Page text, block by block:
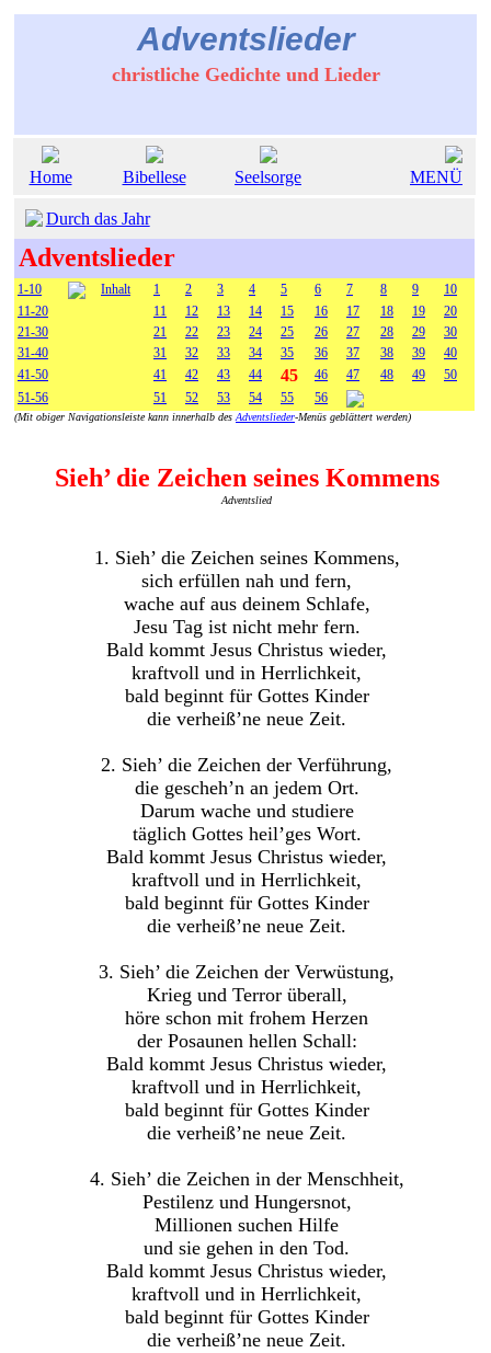
Adventslieder
christliche Gedichte und Lieder
Home Bibellese Seelsorge MENÜ
Durch das Jahr
Adventslieder
1-10 Inhalt 1 2 3 4 5 6 7 8 9
10
11-20
11 12 13 14 15 16 17 18 19
20
21-30
21 22 23 24 25 26 27 28 29
30
31-40
31 32 33 34 35 36 37 38 39
40
41-50
41 42 43 44 45 46 47 48 49
50
51-56
51 52 53 54 55 56
(Mit obiger Navigationsleiste kann innerhalb des Adventslieder-Menüs geblättert werden)
Sieh’ die Zeichen seines Kommens
Adventslied
1. Sieh’ die Zeichen seines Kommens,
sich erfüllen nah und fern,
wache auf aus deinem Schlafe,
Jesu Tag ist nicht mehr fern.
Bald kommt Jesus Christus wieder,
kraftvoll und in Herrlichkeit,
bald beginnt für Gottes Kinder
die verheiß’ne neue Zeit.
2. Sieh’ die Zeichen der Verführung,
die gescheh’n an jedem Ort.
Darum wache und studiere
täglich Gottes heil’ges Wort.
Bald kommt Jesus Christus wieder,
kraftvoll und in Herrlichkeit,
bald beginnt für Gottes Kinder
die verheiß’ne neue Zeit.
3. Sieh’ die Zeichen der Verwüstung,
Krieg und Terror überall,
höre schon mit frohem Herzen
der Posaunen hellen Schall:
Bald kommt Jesus Christus wieder,
kraftvoll und in Herrlichkeit,
bald beginnt für Gottes Kinder
die verheiß’ne neue Zeit.
4. Sieh’ die Zeichen in der Menschheit,
Pestilenz und Hungersnot,
Millionen suchen Hilfe
und sie gehen in den Tod.
Bald kommt Jesus Christus wieder,
kraftvoll und in Herrlichkeit,
bald beginnt für Gottes Kinder
die verheiß’ne neue Zeit.